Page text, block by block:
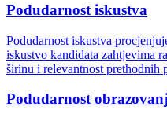
Podudarnost iskustva
Podudarnost iskustva
iskustvo kandidata zahtjevima
širinu i relevantnost prethodnih
Podudarnost